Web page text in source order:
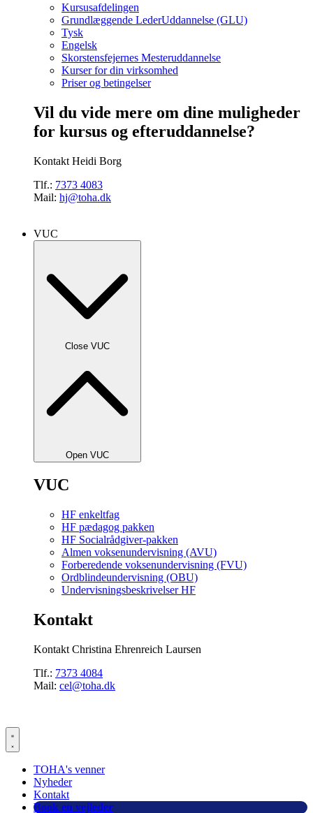
Kursusafdelingen
Grundlæggende LederUddannelse (GLU)
Tysk
Engelsk
Skorstensfejernes Mesteruddannelse
Kurser for din virksomhed
Priser og betingelser
Vil du vide mere om dine muligheder
for kursus og efteruddannelse?
Kontakt Heidi Borg
Tlf.: 7373 4083
Mail: hj@toha.dk
VUC
Close VUC
Open VUC
VUC
HF enkeltfag
HF pædagog pakken
HF Socialrådgiver-pakken
Almen voksenundervisning (AVU)
Forberedende voksenundervisning (FVU)
Ordblindeundervisning (OBU)
Undervisningsbeskrivelser HF
Kontakt
Kontakt Christina Ehrenreich Laursen
Tlf.: 7373 4084
Mail: cel@toha.dk
TOHA's venner
Nyheder
Kontakt
Book en vejleder